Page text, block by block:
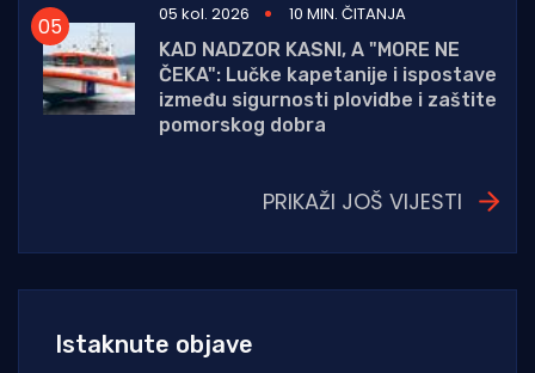
05 kol. 2026
10 MIN. ČITANJA
KAD NADZOR KASNI, A "MORE NE
ČEKA": Lučke kapetanije i ispostave
između sigurnosti plovidbe i zaštite
pomorskog dobra
PRIKAŽI JOŠ VIJESTI
Istaknute objave